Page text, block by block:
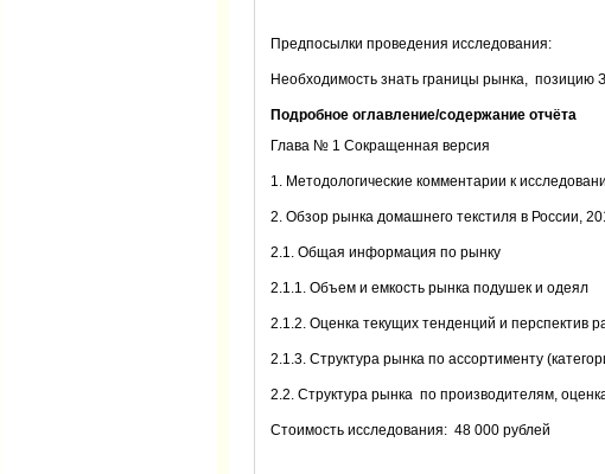
Предпосылки проведения исследования:
Необходимость знать границы рынка, позицию
Подробное оглавление/содержание отчёта
Глава № 1 Сокращенная версия
1. Методологические комментарии к
2. Обзор рынка домашнего текстиля в России,
2.1. Общая информация по рынку
2.1.1. Объем и емкость рынка подушек и одеял
2.1.2. Оценка текущих тенденций и перспектив
2.1.3. Структура рынка по ассортименту
2.2. Структура рынка по производителям,
Стоимость исследования: 48 000 рублей